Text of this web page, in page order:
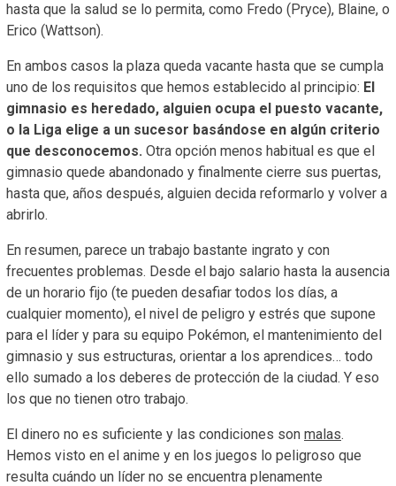
hasta que la salud se lo permita, como Fredo (Pryce), Blaine, o
Erico (Wattson).
En ambos casos la plaza queda vacante hasta que se cumpla
uno de los requisitos que hemos establecido al principio: El
gimnasio es heredado, alguien ocupa el puesto vacante,
o la Liga elige a un sucesor basándose en algún criterio
que desconocemos. Otra opción menos habitual es que el
gimnasio quede abandonado y finalmente cierre sus puertas,
hasta que, años después, alguien decida reformarlo y volver a
abrirlo.
En resumen, parece un trabajo bastante ingrato y con
frecuentes problemas. Desde el bajo salario hasta la ausencia
de un horario fijo (te pueden desafiar todos los días, a
cualquier momento), el nivel de peligro y estrés que supone
para el líder y para su equipo Pokémon, el mantenimiento del
gimnasio y sus estructuras, orientar a los aprendices… todo
ello sumado a los deberes de protección de la ciudad. Y eso
los que no tienen otro trabajo.
El dinero no es suficiente y las condiciones son malas.
Hemos visto en el anime y en los juegos lo peligroso que
resulta cuándo un líder no se encuentra plenamente